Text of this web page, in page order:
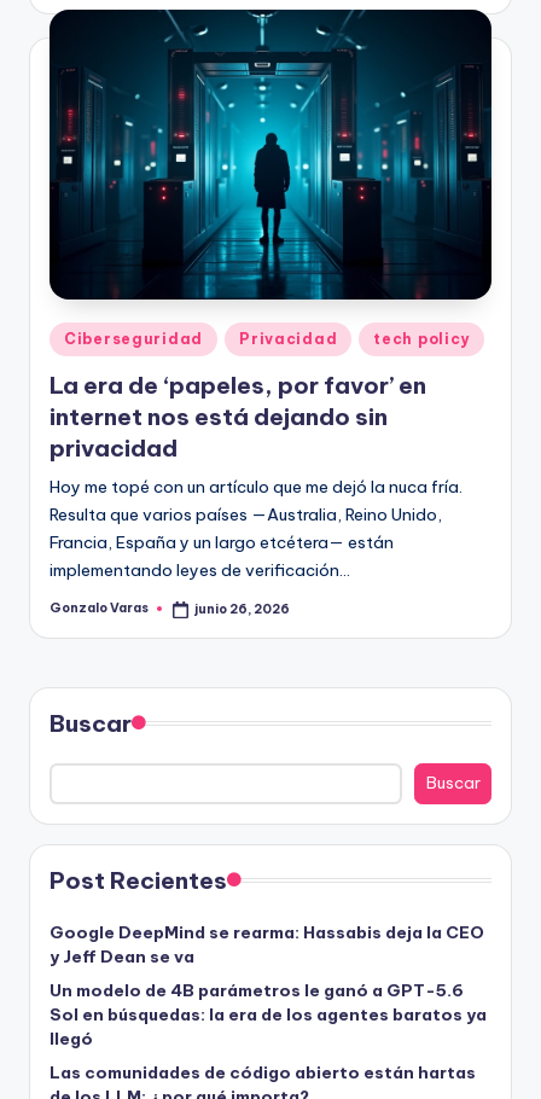
Publicado
en
Ciberseguridad Privacidad tech policy
La era de ‘papeles, por favor’ en
internet nos está dejando sin
privacidad
Hoy me topé con un artículo que me dejó la nuca fría.
Resulta que varios países —Australia, Reino Unido,
Francia, España y un largo etcétera— están
implementando leyes de verificación…
Publicado
Gonzalo Varas junio 26, 2026
Buscar
Buscar
Post Recientes
Google DeepMind se rearma: Hassabis deja la CEO
y Jeff Dean se va
Un modelo de 4B parámetros le ganó a GPT-5.6
Sol en búsquedas: la era de los agentes baratos ya
llegó
Las comunidades de código abierto están hartas